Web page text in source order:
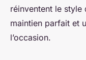
réinventent le style
maintien parfait et
l’occasion.